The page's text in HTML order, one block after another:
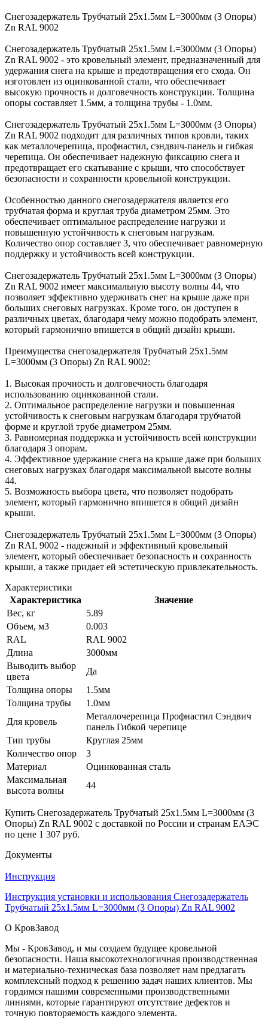
Снегозадержатель Трубчатый 25х1.5мм L=3000мм (3 Опоры)
Zn RAL 9002
Снегозадержатель Трубчатый 25х1.5мм L=3000мм (3 Опоры)
Zn RAL 9002 - это кровельный элемент, предназначенный для
удержания снега на крыше и предотвращения его схода. Он
изготовлен из оцинкованной стали, что обеспечивает
высокую прочность и долговечность конструкции. Толщина
опоры составляет 1.5мм, а толщина трубы - 1.0мм.
Снегозадержатель Трубчатый 25х1.5мм L=3000мм (3 Опоры)
Zn RAL 9002 подходит для различных типов кровли, таких
как металлочерепица, профнастил, сэндвич-панель и гибкая
черепица. Он обеспечивает надежную фиксацию снега и
предотвращает его скатывание с крыши, что способствует
безопасности и сохранности кровельной конструкции.
Особенностью данного снегозадержателя является его
трубчатая форма и круглая труба диаметром 25мм. Это
обеспечивает оптимальное распределение нагрузки и
повышенную устойчивость к снеговым нагрузкам.
Количество опор составляет 3, что обеспечивает равномерную
поддержку и устойчивость всей конструкции.
Снегозадержатель Трубчатый 25х1.5мм L=3000мм (3 Опоры)
Zn RAL 9002 имеет максимальную высоту волны 44, что
позволяет эффективно удерживать снег на крыше даже при
больших снеговых нагрузках. Кроме того, он доступен в
различных цветах, благодаря чему можно подобрать элемент,
который гармонично впишется в общий дизайн крыши.
Преимущества снегозадержателя Трубчатый 25х1.5мм
L=3000мм (3 Опоры) Zn RAL 9002:
1. Высокая прочность и долговечность благодаря
использованию оцинкованной стали.
2. Оптимальное распределение нагрузки и повышенная
устойчивость к снеговым нагрузкам благодаря трубчатой
форме и круглой трубе диаметром 25мм.
3. Равномерная поддержка и устойчивость всей конструкции
благодаря 3 опорам.
4. Эффективное удержание снега на крыше даже при больших
снеговых нагрузках благодаря максимальной высоте волны
44.
5. Возможность выбора цвета, что позволяет подобрать
элемент, который гармонично впишется в общий дизайн
крыши.
Снегозадержатель Трубчатый 25х1.5мм L=3000мм (3 Опоры)
Zn RAL 9002 - надежный и эффективный кровельный
элемент, который обеспечивает безопасность и сохранность
крыши, а также придает ей эстетическую привлекательность.
Характеристики
Характеристика
Значение
Вес, кг
5.89
Объем, м3
0.003
RAL
RAL 9002
Длина
3000мм
Выводить выбор
цвета
Да
Толщина опоры
1.5мм
Толщина трубы
1.0мм
Для кровель
Металлочерепица Профнастил Сэндвич
панель Гибкой черепице
Тип трубы
Круглая 25мм
Количество опор
3
Материал
Оцинкованная сталь
Максимальная
высота волны
44
Купить Снегозадержатель Трубчатый 25х1.5мм L=3000мм (3
Опоры) Zn RAL 9002 с доставкой по России и странам ЕАЭС
по цене 1 307 руб.
Документы
Инструкция
Инструкция установки и использования Снегозадержатель
Трубчатый 25х1.5мм L=3000мм (3 Опоры) Zn RAL 9002
О КровЗавод
Мы - КровЗавод, и мы создаем будущее кровельной
безопасности. Наша высокотехнологичная производственная
и материально-техническая база позволяет нам предлагать
комплексный подход к решению задач наших клиентов. Мы
гордимся нашими современными производственными
линиями, которые гарантируют отсутствие дефектов и
точную повторяемость каждого элемента.